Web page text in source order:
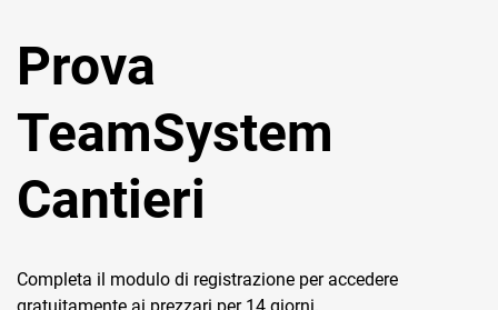
Prova
TeamSystem
Cantieri
Completa il modulo di registrazione per accedere